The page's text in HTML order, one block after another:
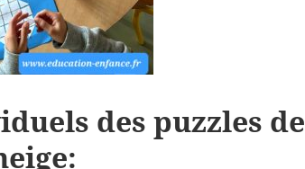
des puzzles de